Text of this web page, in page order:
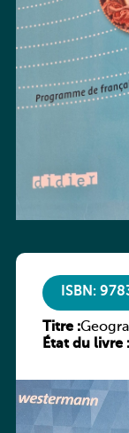
ISBN:
Titre :
Praxis
État du livre :